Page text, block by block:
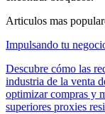
Articulos mas
Impulsando tu
Descubre cómo las
industria de la venta
optimizar compras y
superiores proxies